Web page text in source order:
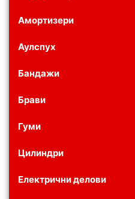
Амортизери
Аулспух
Бандажи
Брави
Гуми
Цилиндри
Електрични делови